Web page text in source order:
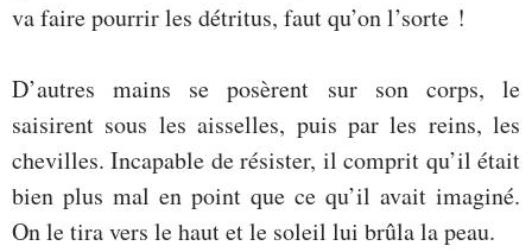
va faire pourrir les détritus, faut qu’on l’sorte !
D’autres mains se posèrent sur son corps, le
saisirent sous les aisselles, puis par les reins, les
chevilles. Incapable de résister, il comprit qu’il était
bien plus mal en point que ce qu’il avait imaginé.
On le tira vers le haut et le soleil lui brûla la peau.